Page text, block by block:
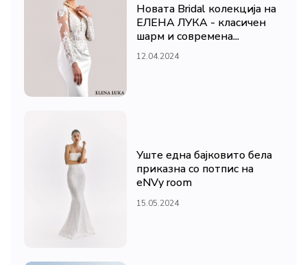
Новата Bridal колекција на
ЕЛЕНА ЛУКА - класичен
шарм и современа...
12.04.2024
Уште една бајковито бела
приказна со потпис на
eNVy room
15.05.2024